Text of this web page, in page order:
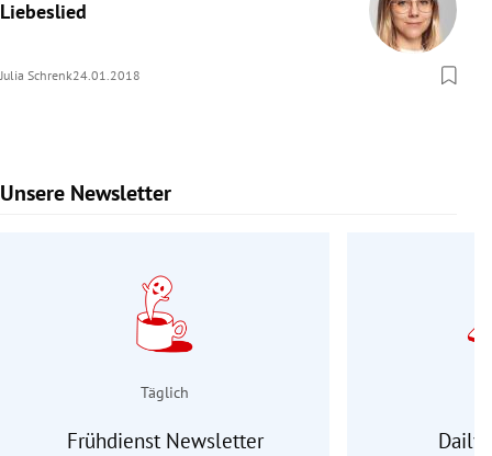
Liebeslied
Julia Schrenk24.01.2018
Unsere Newsletter
Slide 1 von 9
Täglich
Frühdienst Newsletter Daily